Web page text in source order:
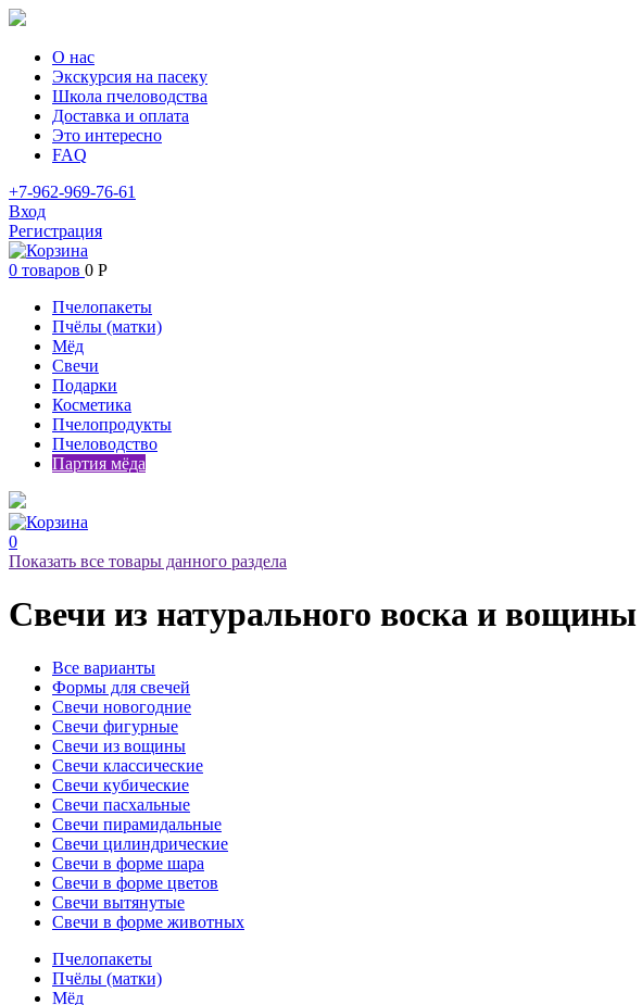
О нас
Экскурсия на пасеку
Школа пчеловодства
Доставка и оплата
Это интересно
FAQ
+7-962-969-76-61
Вход
Регистрация
0 товаров 0 Р
Пчелопакеты
Пчёлы (матки)
Мёд
Свечи
Подарки
Косметика
Пчелопродукты
Пчеловодство
Партия мёда
0
Показать все товары данного раздела
Свечи из натурального воска и вощины
Все варианты
Формы для свечей
Свечи новогодние
Свечи фигурные
Свечи из вощины
Свечи классические
Свечи кубические
Свечи пасхальные
Свечи пирамидальные
Свечи цилиндрические
Свечи в форме шара
Свечи в форме цветов
Свечи вытянутые
Свечи в форме животных
Пчелопакеты
Пчёлы (матки)
Мёд